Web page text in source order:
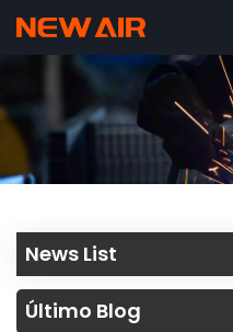
News List
Último Blog